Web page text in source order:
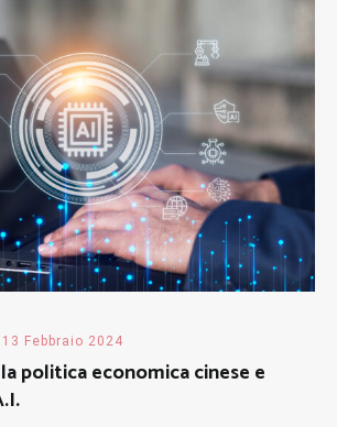
13 Febbraio 2024
politica economica cinese e